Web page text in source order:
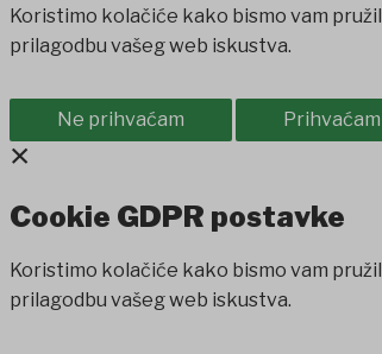
Koristimo kolačiće kako bismo vam
prilagodbu vašeg web iskustva.
Ne prihvaćam Prihvaćam
×
Cookie GDPR postavke
Koristimo kolačiće kako bismo vam
prilagodbu vašeg web iskustva.